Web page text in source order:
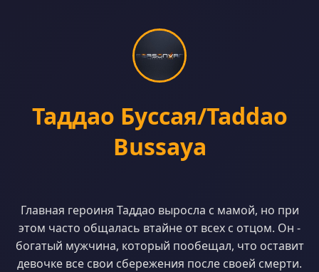
Таддао Буссая/Taddao
Bussaya
Главная героиня Таддао выросла с мамой, но при
этом часто общалась втайне от всех с отцом. Он -
богатый мужчина, который пообещал, что оставит
девочке все свои сбережения после своей смерти.